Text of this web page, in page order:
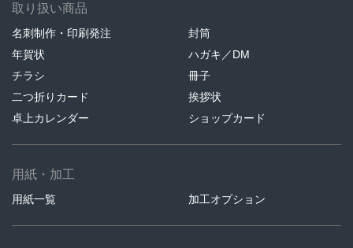
取り扱い商品
名刺制作・印刷発注
封筒
年賀状
ハガキ／DM
チラシ
冊子
二つ折りカード
挨拶状
卓上カレンダー
ショップカード
用紙・加工
用紙一覧 加工オプション